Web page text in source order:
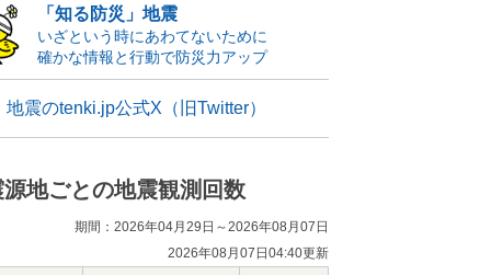
「知る防災」地震
いざという時にあわてないために
確かな情報と行動で防災力アップ
地震のtenki.jp公式X（旧Twitter）
源地ごとの地震観測回数
期間：2026年04月29日～2026年08月07日
2026年08月07日04:40更新